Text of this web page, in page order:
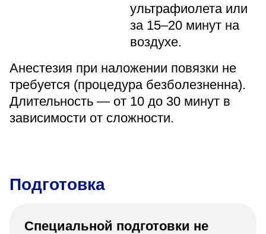
ультрафиолета или
за 15–20 минут на
воздухе.
Анестезия при наложении повязки не
требуется (процедура безболезненна).
Длительность — от 10 до 30 минут в
зависимости от сложности.
Подготовка
Специальной подготовки не